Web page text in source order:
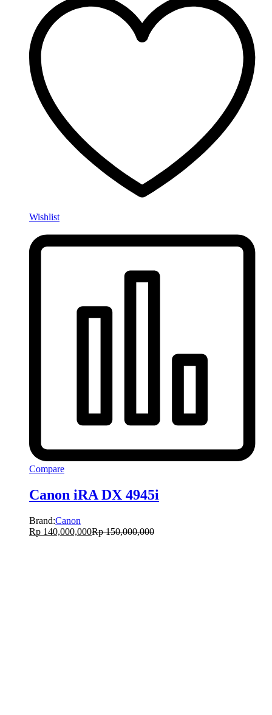
Wishlist
Compare
Canon iRA DX 4945i
Brand:Canon
Rp 140,000,000Rp150,000,000